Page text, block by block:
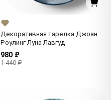
Декоративная тарелка Джоан
Роулинг Луна Лавгуд
980 ₽
1 440 ₽